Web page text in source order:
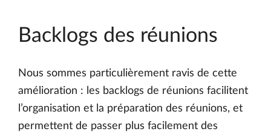
Backlogs des réunions
Nous sommes particulièrement ravis de cette
amélioration : les backlogs de réunions facilitent
l’organisation et la préparation des réunions, et
permettent de passer plus facilement des